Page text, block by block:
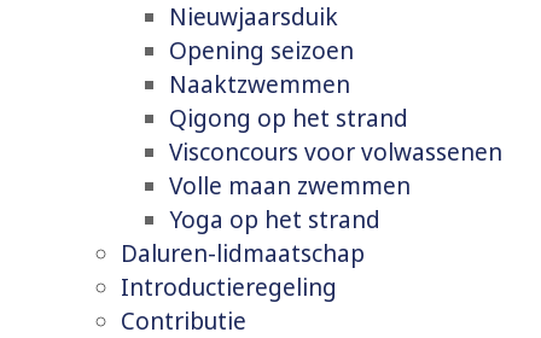
Nieuwjaarsduik
Opening seizoen
Naaktzwemmen
Qigong op het strand
Visconcours voor volwassenen
Volle maan zwemmen
Yoga op het strand
Daluren-lidmaatschap
Introductieregeling
Contributie